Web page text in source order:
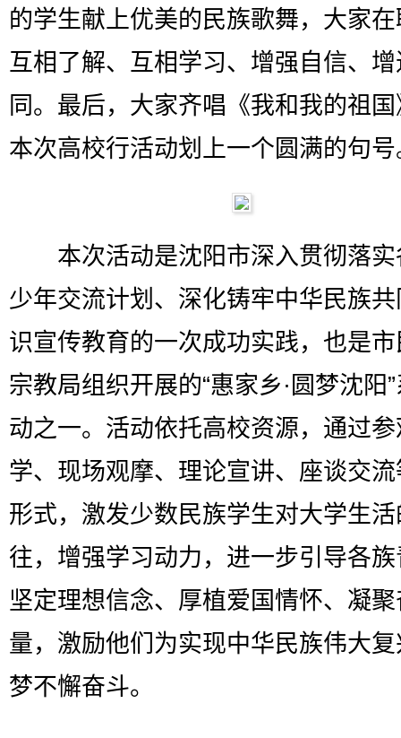
的学生献上优美的民族歌舞，大家
互相了解、互相学习、增强自信、
同。最后，大家齐唱《我和我的祖
本次高校行活动划上一个圆满的句号
本次活动是沈阳市深入贯彻落实
少年交流计划、深化铸牢中华民族
识宣传教育的一次成功实践，也是
宗教局组织开展的“惠家乡·圆梦沈阳
动之一。活动依托高校资源，通过
学、现场观摩、理论宣讲、座谈交
形式，激发少数民族学生对大学生
往，增强学习动力，进一步引导各
坚定理想信念、厚植爱国情怀、凝
量，激励他们为实现中华民族伟大
梦不懈奋斗。